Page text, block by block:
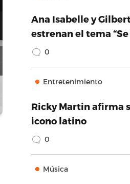
Ana Isabelle y
estrenan el tema “Se
0
Entretenimiento
Ricky Martin afirma
icono latino
0
Música